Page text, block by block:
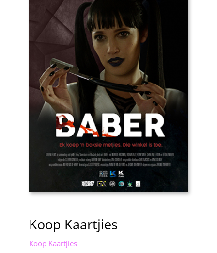
Koop Kaartjies
Koop Kaartjies